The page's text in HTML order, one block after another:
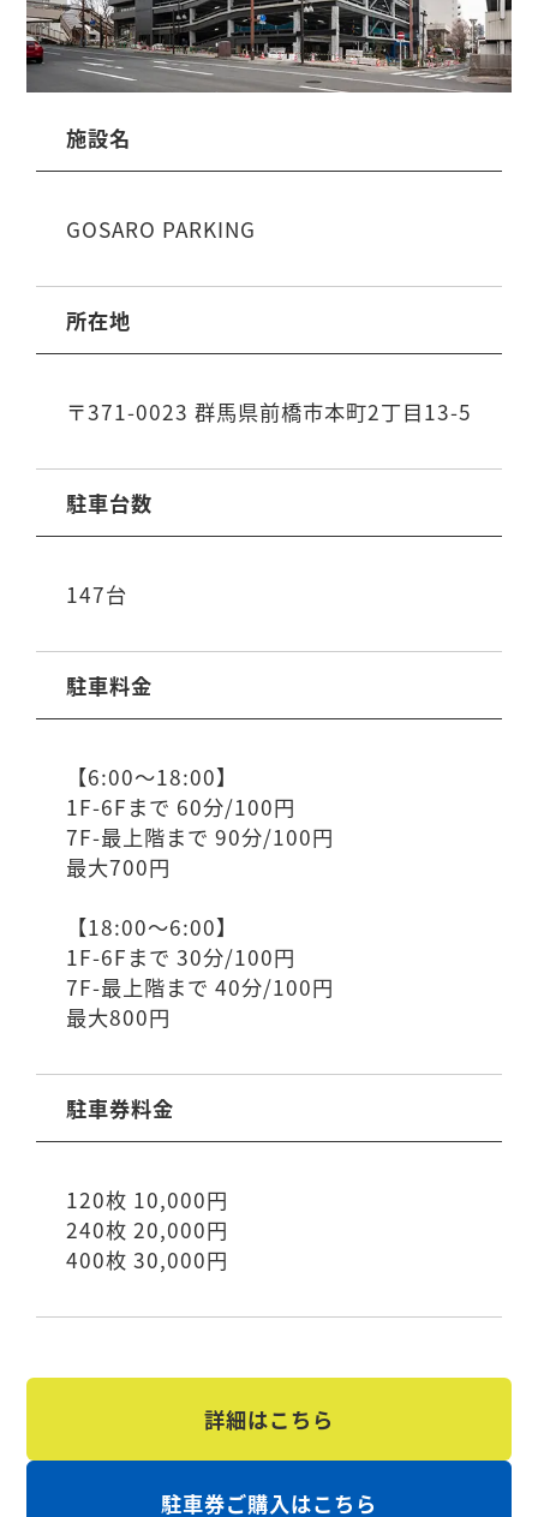
施設名
GOSARO PARKING
所在地
〒371-0023 群馬県前橋市本町2丁目13-5
駐車台数
147台
駐車料金
【6:00～18:00】
1F-6Fまで 60分/100円
7F-最上階まで 90分/100円
最大700円
【18:00～6:00】
1F-6Fまで 30分/100円
7F-最上階まで 40分/100円
最大800円
駐車券料金
120枚 10,000円
240枚 20,000円
400枚 30,000円
詳細はこちら
駐車券ご購入はこちら